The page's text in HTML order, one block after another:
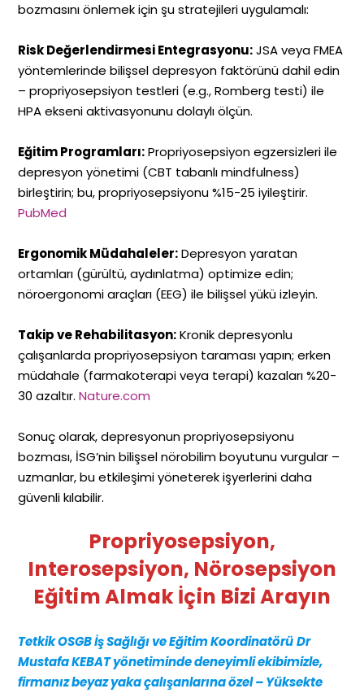
bozmasını önlemek için şu stratejileri uygulamalı:
Risk Değerlendirmesi Entegrasyonu:JSA veya FMEA
yöntemlerinde bilişsel depresyon faktörünü dahil edin
– propriyosepsiyon testleri (e.g., Romberg testi) ile
HPA ekseni aktivasyonunu dolaylı ölçün.
Eğitim Programları:Propriyosepsiyon egzersizleri ile
depresyon yönetimi (CBT tabanlı mindfulness)
birleştirin; bu, propriyosepsiyonu %15-25 iyileştirir.
PubMed
Ergonomik Müdahaleler:Depresyon yaratan
ortamları (gürültü, aydınlatma) optimize edin;
nöroergonomi araçları (EEG) ile bilişsel yükü izleyin.
Takip ve Rehabilitasyon:Kronik depresyonlu
çalışanlarda propriyosepsiyon taraması yapın; erken
müdahale (farmakoterapi veya terapi) kazaları %20-
30 azaltır.Nature.com
Sonuç olarak, depresyonun propriyosepsiyonu
bozması, İSG’nin bilişsel nörobilim boyutunu vurgular –
uzmanlar, bu etkileşimi yöneterek işyerlerini daha
güvenli kılabilir.
Propriyosepsiyon,
Interosepsiyon, Nörosepsiyon
Eğitim Almak İçin Bizi Arayın
Tetkik OSGB İş Sağlığı ve Eğitim Koordinatörü Dr
Mustafa KEBAT yönetiminde deneyimli ekibimizle,
firmanız beyaz yaka çalışanlarına özel – Yüksekte